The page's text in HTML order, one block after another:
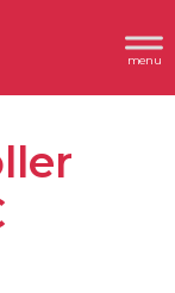
Header
Rechts